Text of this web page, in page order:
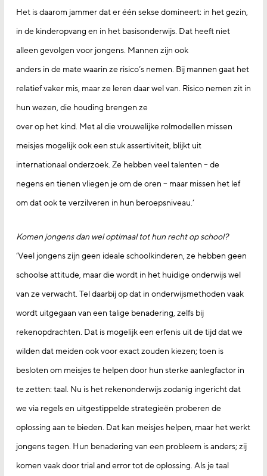
Het is daarom jammer dat er één sekse domineert: in het gezin,
in de kinderopvang en in het basisonderwijs. Dat heeft niet
alleen gevolgen voor jongens. Mannen zijn ook
anders in de mate waarin ze risico’s nemen. Bij mannen gaat het
relatief vaker mis, maar ze leren daar wel van. Risico nemen zit in
hun wezen, die houding brengen ze
over op het kind. Met al die vrouwelijke rolmodellen missen
meisjes mogelijk ook een stuk assertiviteit, blijkt uit
internationaal onderzoek. Ze hebben veel talenten – de
negens en tienen vliegen je om de oren – maar missen het lef
om dat ook te verzilveren in hun beroepsniveau.’
Komen jongens dan wel optimaal tot hun recht op school?
‘Veel jongens zijn geen ideale schoolkinderen, ze hebben geen
schoolse attitude, maar die wordt in het huidige onderwijs wel
van ze verwacht. Tel daarbij op dat in onderwijsmethoden vaak
wordt uitgegaan van een talige benadering, zelfs bij
rekenopdrachten. Dat is mogelijk een erfenis uit de tijd dat we
wilden dat meiden ook voor exact zouden kiezen; toen is
besloten om meisjes te helpen door hun sterke aanlegfactor in
te zetten: taal. Nu is het rekenonderwijs zodanig ingericht dat
we via regels en uitgestippelde strategieën proberen de
oplossing aan te bieden. Dat kan meisjes helpen, maar het werkt
jongens tegen. Hun benadering van een probleem is anders; zij
komen vaak door trial and error tot de oplossing. Als je taal